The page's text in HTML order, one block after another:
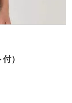
）